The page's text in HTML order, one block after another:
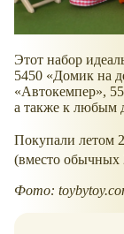
Этот набор
5450
Домик на
Автокемпер ,
а также к любым
Покупали летом
(вместо обычных
Фото: